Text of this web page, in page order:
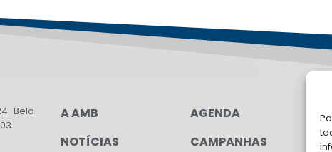
Bela
A AMB
NOTÍCIAS
AGENDA
CAMPANHAS